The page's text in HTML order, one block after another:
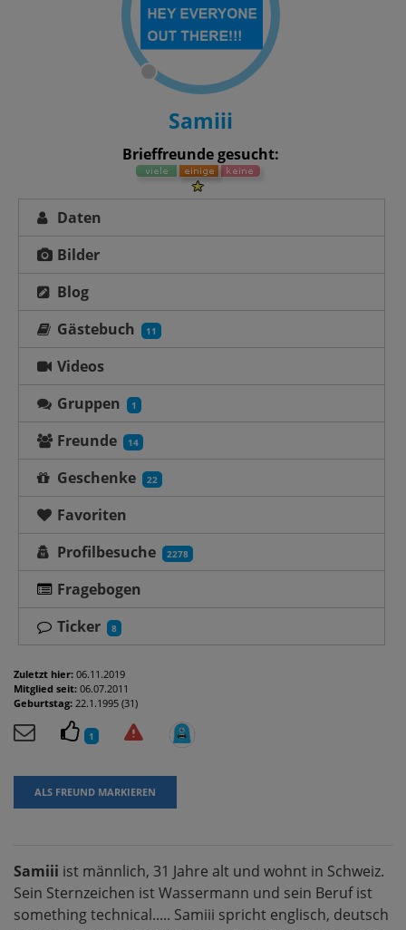
Samiii
Brieffreunde gesucht:
Daten
Bilder
Blog
Gästebuch
11
Videos
Gruppen
1
Freunde 14
Geschenke 22
Favoriten
Profilbesuche
2278
Fragebogen
Ticker
8
Zuletzt hier: 06.11.2019
Mitglied seit: 06.07.2011
Geburtstag: 22.1.1995 (31)
1
ALS FREUND MARKIEREN
Samiii ist männlich, 31 Jahre alt und wohnt in Schweiz.
Sein Sternzeichen ist Wassermann und sein Beruf ist
something technical..... Samiii spricht englisch, deutsch